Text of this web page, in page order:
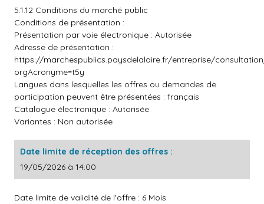
5.1.12 Conditions du marché public
Conditions de présentation :
Présentation par voie électronique : Autorisée
Adresse de présentation :
https://marchespublics.paysdelaloire.fr/entreprise/
orgAcronyme=t5y
Langues dans lesquelles les offres ou demandes de
participation peuvent être présentées : français
Catalogue électronique : Autorisée
Variantes : Non autorisée
Date limite de réception des offres :
19/05/2026 à 14:00
Date limite de validité de l'offre : 6 Mois